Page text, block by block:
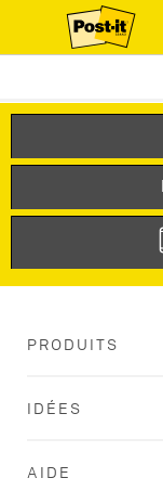
PRODUITS
IDÉES
AIDE